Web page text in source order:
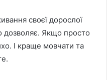
своєї дорослої
дозволяє. Якщо просто
І краще мовчати та